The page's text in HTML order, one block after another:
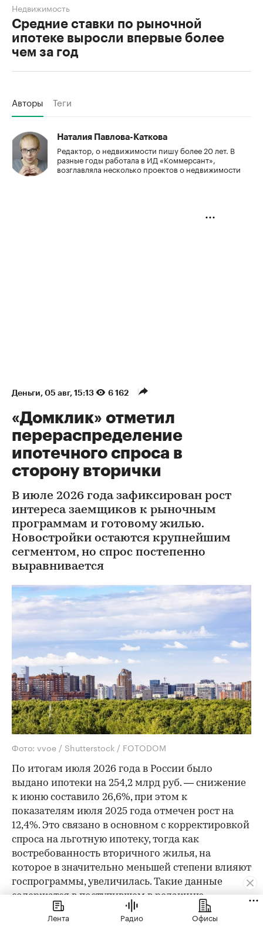
Средние ставки по рыночной
ипотеке выросли впервые более
чем за год
Недвижимость
Авторы Теги
Наталия Павлова-Каткова
Редактор, о недвижимости пишу более 20 лет. В
разные годы работала в ИД «Коммерсант»,
возглавляла несколько проектов о недвижимости
Деньги 05 авг, 15:13 6 162
«Домклик» отметил
перераспределение
ипотечного спроса в
сторону вторички
В июле 2026 года зафиксирован рост
интереса заемщиков к рыночным
программам и готовому жилью.
Новостройки остаются крупнейшим
сегментом, но спрос постепенно
выравнивается
Фото: vvoe / Shutterstock / FOTODOM
По итогам июля 2026 года в России было
выдано ипотеки на 254,2 млрд руб. — снижение
к июню составило 26,6%, при этом к
показателям июля 2025 года отмечен рост на
12,4%. Это связано в основном с корректировкой
спроса на льготную ипотеку, тогда как
востребованность вторичного жилья, на
которое в значительно меньшей степени влияют
госпрограммы, увеличилась. Такие данные
содержатся в поступившем в редакцию
исследовании аналитиков «Домклик» (данные
приводятся по ипотечным сделкам Сбербанка).
Лента Радио Офисы